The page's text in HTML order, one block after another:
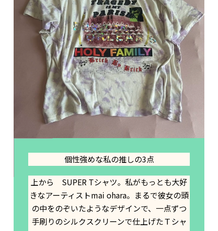
個性強めな私の推しの3点
上から SUPER Tシャツ。私がもっとも大好
きなアーティストmai ohara。まるで彼女の頭
の中をのぞいたようなデザインで、一点ずつ
手刷りのシルクスクリーンで仕上げたＴシャ